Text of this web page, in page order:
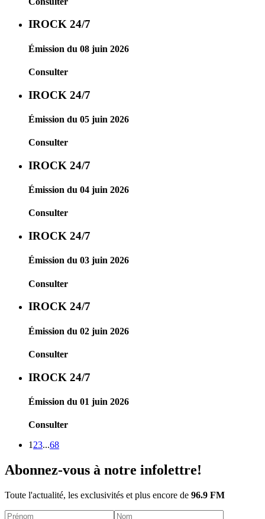
IROCK 24/7
Émission du 08 juin 2026
Consulter
IROCK 24/7
Émission du 05 juin 2026
Consulter
IROCK 24/7
Émission du 04 juin 2026
Consulter
IROCK 24/7
Émission du 03 juin 2026
Consulter
IROCK 24/7
Émission du 02 juin 2026
Consulter
IROCK 24/7
Émission du 01 juin 2026
Consulter
1 23...68
Abonnez-vous à notre infolettre!
Toute l'actualité, les exclusivités et plus encore de 96.9 FM